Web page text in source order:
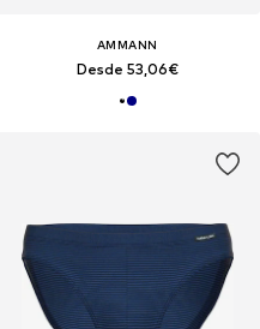
AMMANN
Desde 53,06€